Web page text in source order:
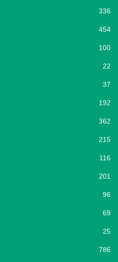
336
454
100
22
37
192
362
215
116
201
96
69
25
786